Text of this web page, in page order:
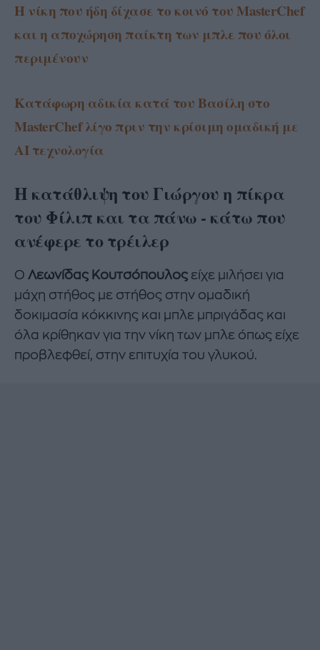
Η νίκη που ήδη δίχασε το κοινό του MasterChef
και η αποχώρηση παίκτη των μπλε που όλοι
περιμένουν
Κατάφωρη αδικία κατά του Βασίλη στο
MasterChef λίγο πριν την κρίσιμη ομαδική με
ΑΙ τεχνολογία
Η κατάθλιψη του Γιώργου η πίκρα
του Φίλιπ και τα πάνω - κάτω που
ανέφερε το τρέιλερ
Ο Λεωνίδας Κουτσόπουλος είχε μιλήσει για
μάχη στήθος με στήθος στην ομαδική
δοκιμασία κόκκινης και μπλε μπριγάδας και
όλα κρίθηκαν για την νίκη των μπλε όπως είχε
προβλεφθεί, στην επιτυχία του γλυκού.